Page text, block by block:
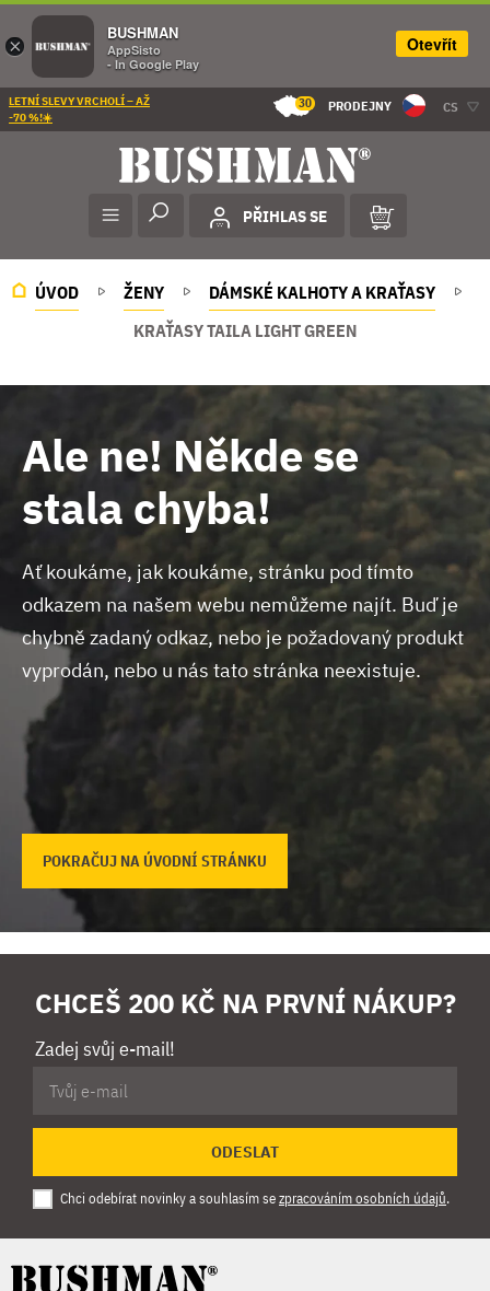
LETNÍ SLEVY VRCHOLÍ – AŽ
-70 %!☀️
30 PRODEJNY CS
PŘIHLAS SE
ÚVOD ŽENY
DÁMSKÉ KALHOTY A KRAŤASY
KRAŤASY TAILA LIGHT GREEN
Ale ne! Někde se
stala chyba!
Ať koukáme, jak koukáme, stránku pod tímto
odkazem na našem webu nemůžeme najít. Buď je
chybně zadaný odkaz, nebo je požadovaný produkt
vyprodán, nebo u nás tato stránka neexistuje.
POKRAČUJ NA ÚVODNÍ STRÁNKU
CHCEŠ 200 KČ NA PRVNÍ NÁKUP?
Zadej svůj e-mail!
ODESLAT
Chci odebírat novinky a souhlasím sezpracováním osobních údajů.
×
BUSHMAN
AppSisto
- In Google Play
Otevřít